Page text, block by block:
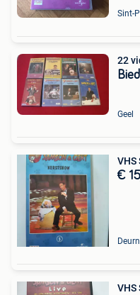
Sint-
22
Geel
VHS
€
VHS